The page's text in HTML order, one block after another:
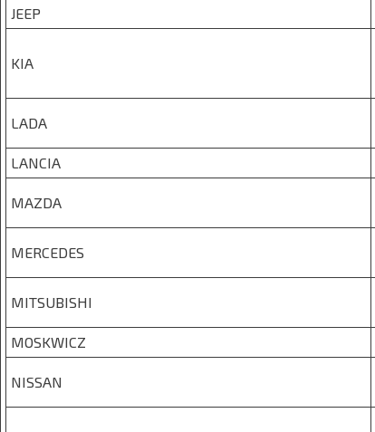
JEEP
KIA
LADA
LANCIA
MAZDA
MERCEDES
MITSUBISHI
MOSKWICZ
NISSAN